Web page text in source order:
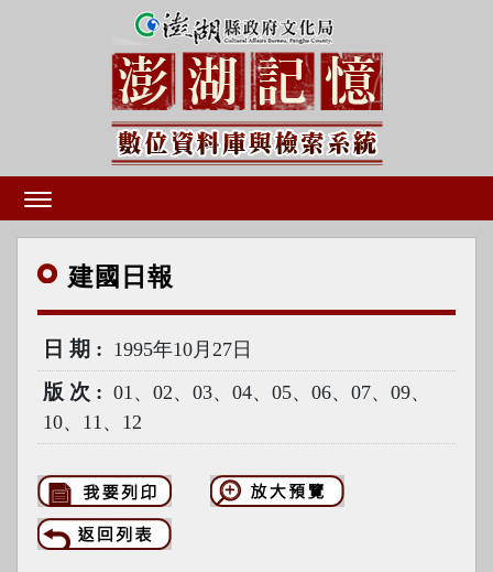
建國 日報
日期 1995年10月27日
版次
01、02、03、04、05、06、07、09、
10、11、12